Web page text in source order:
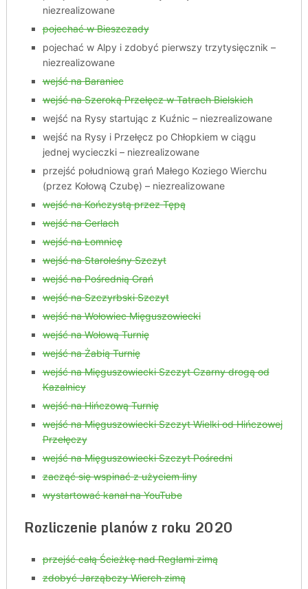
niezrealizowane
pojechać w Bieszczady
pojechać w Alpy i zdobyć pierwszy trzytysięcznik –
niezrealizowane
wejść na Baraniec
wejść na Szeroką Przełęcz w Tatrach Bielskich
wejść na Rysy startując z Kuźnic – niezrealizowane
wejść na Rysy i Przełęcz po Chłopkiem w ciągu
jednej wycieczki – niezrealizowane
przejść południową grań Małego Koziego Wierchu
(przez Kołową Czubę) – niezrealizowane
wejść na Kończystą przez Tępą
wejść na Gerlach
wejść na Łomnicę
wejść na Staroleśny Szczyt
wejść na Pośrednią Grań
wejść na Szczyrbski Szczyt
wejść na Wołowiec Mięguszowiecki
wejść na Wołową Turnię
wejść na Żabią Turnię
wejść na Mięguszowiecki Szczyt Czarny drogą od
Kazalnicy
wejść na Hińczową Turnię
wejść na Mięguszowiecki Szczyt Wielki od Hińczowej
Przełęczy
wejść na Mięguszowiecki Szczyt Pośredni
zacząć się wspinać z użyciem liny
wystartować kanał na YouTube
Rozliczenie planów z roku 2020
przejść całą Ścieżkę nad Reglami zimą
zdobyć Jarząbczy Wierch zimą